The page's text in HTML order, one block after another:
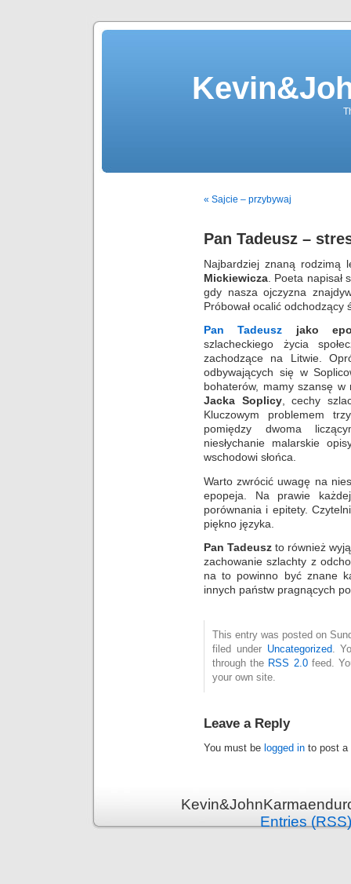
« Sajcie – przybywaj
Pan Tadeusz –
Najbardziej znaną rodzimą
Mickiewicza . Poeta
gdy nasza ojczyzna
Próbował ocalić
Pan
Tadeusz jako
szlacheckiego życia
zachodzące na Litwie.
odbywających się w
bohaterów, mamy szansę
Jacka Soplicy, cechy
Kluczowym problemem
pomiędzy dwoma
niesłychanie malarskie
wschodowi słońca.
Warto zwrócić uwagę na
epopeja. Na prawie
porównania i epitety.
piękno języka.
Pan Tadeusz to również
zachowanie szlachty z
na to powinno być znane
innych państw pragnących
This entry was posted on
filed under Uncategorized.
through the RSS 2.0feed.
your own site.
Leave a Reply
You must be logged in to post a
Entries (RSS)